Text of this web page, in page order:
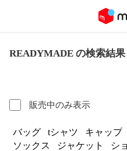
READYMADE の検索結果
販売中のみ表示
バッグ tシャツ キャップ
ソックス
ジャケット シ